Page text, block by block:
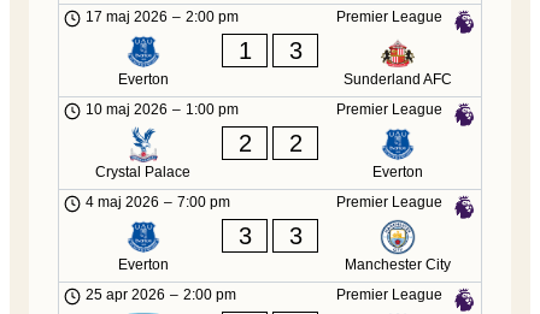
Premier League
17 maj 2026 – 2:00 pm
Everton
1 3
Sunderland AFC
Premier League
10 maj 2026 – 1:00 pm
Crystal Palace
2 2
Everton
Premier League
4 maj 2026 – 7:00 pm
Everton
3 3
Manchester City
Premier League
25 apr 2026 – 2:00 pm